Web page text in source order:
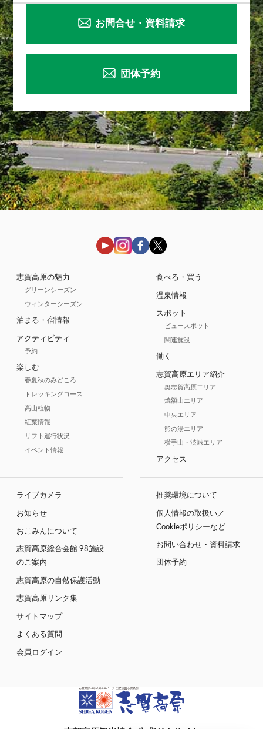
お問合せ・資料請求
団体予約
志賀高原の魅力
グリーンシーズン
ウィンターシーズン
泊まる・宿情報
アクティビティ
予約
楽しむ
春夏秋のみどころ
トレッキングコース
高山植物
紅葉情報
リフト運行状況
イベント情報
食べる・買う
温泉情報
スポット
ビュースポット
関連施設
働く
志賀高原エリア紹介
奥志賀高原エリア
焼額山エリア
中央エリア
熊の湯エリア
横手山・渋峠エリア
アクセス
ライブカメラ
お知らせ
おこみんについて
志賀高原総合会館 98施設
のご案内
志賀高原の自然保護活動
志賀高原リンク集
サイトマップ
よくある質問
会員ログイン
推奨環境について
個人情報の取扱い／
Cookieポリシーなど
お問い合わせ・資料請求
団体予約